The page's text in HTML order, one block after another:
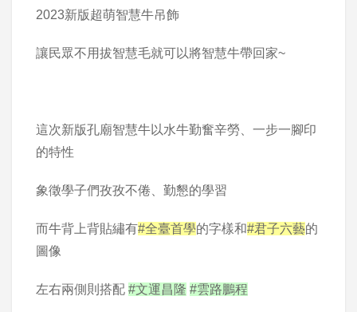
2023新版超萌智慧牛吊飾
讓民眾不用拔智慧毛就可以將智慧牛帶回家~
這次新版孔廟智慧牛以水牛勤奮辛勞、一步一腳印
的特性
象徵學子們孜孜不倦、勤懇的學習
而牛背上背貼繡有#全臺首學的字樣和#君子六藝的
圖像
左右兩側則搭配 #文運昌隆 #雲路鵬程